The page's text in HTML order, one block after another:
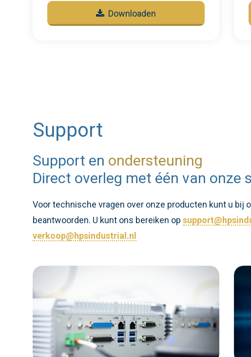
Downloaden
Support
Support en ondersteuning
Direct overleg met één van onze
Voor technische vragen over onze producten kunt u bij
beantwoorden. U kunt ons bereiken op
verkoop@hpsindustrial.nl